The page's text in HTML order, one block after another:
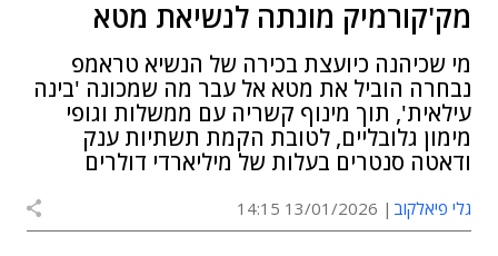
מק'קורמיק מונתה לנשיאת מטא
מי שכיהנה כיועצת בכירה של הנשיא טראמפ
נבחרה הוביל את מטא אל עבר מה שמכונה 'בינה
עילאית', תוך מינוף קשריה עם ממשלות וגופי
מימון גלובליים, לטובת הקמת תשתיות ענק
ודאטה סנטרים בעלות של מיליארדי דולרים
גלי פיאלקוב 13/01/2026 14:15